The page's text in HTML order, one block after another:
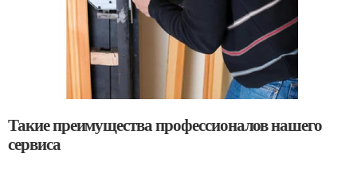
Такие преимущества профессионалов нашего
сервиса